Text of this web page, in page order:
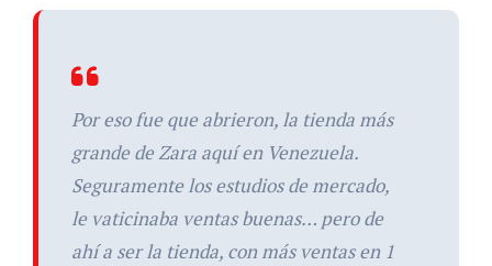
Por eso fue que abrieron, la tienda más
grande de Zara aquí en Venezuela.
Seguramente los estudios de mercado,
le vaticinaba ventas buenas… pero de
ahí a ser la tienda, con más ventas en 1